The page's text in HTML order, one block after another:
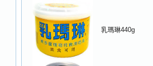
乳瑪琳440g